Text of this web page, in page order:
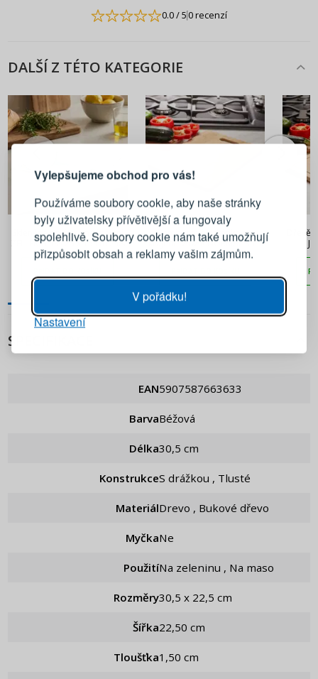
Vylepšujeme obchod pro vás!
Používáme soubory cookie, aby naše stránky
byly uživatelsky přívětivější a fungovaly
spolehlivě. Soubory cookie nám také umožňují
přizpůsobit obsah a reklamy vašim zájmům.
V pořádku!
Nastavení
0.0/ 50 recenzí
DALŠÍ Z TÉTO KATEGORIE
171 Kč
Skleněná prkénka na krájení
ZELLER Glass 25 x 15 cm 2 ks
163 Kč
Bambusové prkénko na
krájení TADAR NORMAL 35 x
25 cm
SPECIFIKACE
EAN 5907587663633
Barva Béžová
Délka 30,5 cm
Konstrukce S drážkou , Tlusté
Materiál Drevo , Bukové dřevo
Myčka Ne
Použití Na zeleninu , Na maso
Rozměry 30,5 x 22,5 cm
Šířka 22,50 cm
Tloušťka 1,50 cm
PŘIHLÁŠENÍ REGISTRACE
Přihlaste se ke svému účtu
Emailová adresa
PŘIHLÁSIT SE